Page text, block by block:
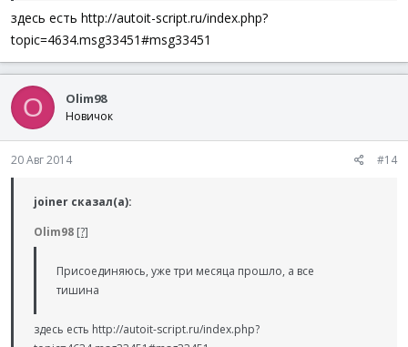
здесь есть http://autoit-script.ru/index.php?
topic=4634.msg33451#msg33451
O Olim98
Новичок
20 Авг 2014 #14
joiner сказал(а):
Olim98 [?]
Присоединяюсь, уже три месяца прошло, а все
тишина
здесь есть http://autoit-script.ru/index.php?